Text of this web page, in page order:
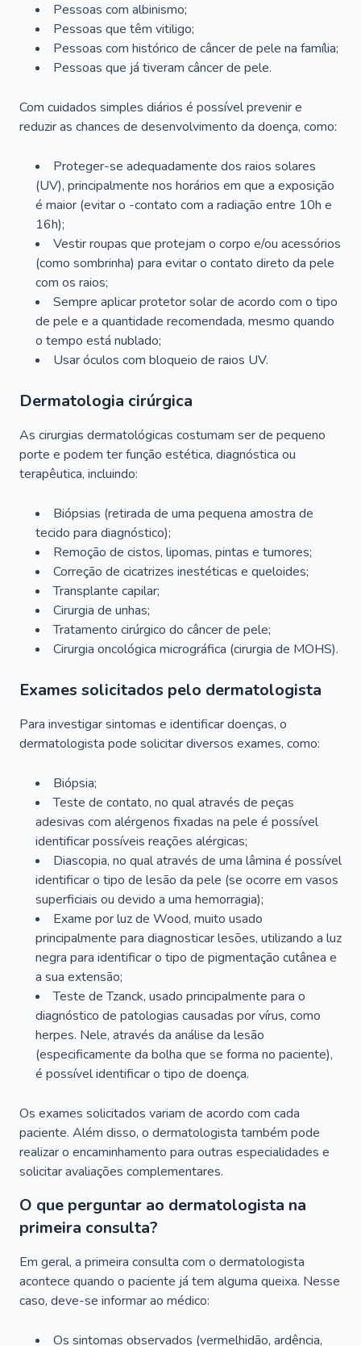
Pessoas com albinismo;
Pessoas que têm vitiligo;
Pessoas com histórico de câncer de pele na família;
Pessoas que já tiveram câncer de pele.
Com cuidados simples diários é possível prevenir e
reduzir as chances de desenvolvimento da doença, como:
Proteger-se adequadamente dos raios solares
(UV), principalmente nos horários em que a exposição
é maior (evitar o -contato com a radiação entre 10h e
16h);
Vestir roupas que protejam o corpo e/ou acessórios
(como sombrinha) para evitar o contato direto da pele
com os raios;
Sempre aplicar protetor solar de acordo com o tipo
de pele e a quantidade recomendada, mesmo quando
o tempo está nublado;
Usar óculos com bloqueio de raios UV.
Dermatologia cirúrgica
As cirurgias dermatológicas costumam ser de pequeno
porte e podem ter função estética, diagnóstica ou
terapêutica, incluindo:
Biópsias (retirada de uma pequena amostra de
tecido para diagnóstico);
Remoção de cistos, lipomas, pintas e tumores;
Correção de cicatrizes inestéticas e queloides;
Transplante capilar;
Cirurgia de unhas;
Tratamento cirúrgico do câncer de pele;
Cirurgia oncológica micrográfica (cirurgia de MOHS).
Exames solicitados pelo dermatologista
Para investigar sintomas e identificar doenças, o
dermatologista pode solicitar diversos exames, como:
Biópsia;
Teste de contato, no qual através de peças
adesivas com alérgenos fixadas na pele é possível
identificar possíveis reações alérgicas;
Diascopia, no qual através de uma lâmina é possível
identificar o tipo de lesão da pele (se ocorre em vasos
superficiais ou devido a uma hemorragia);
Exame por luz de Wood, muito usado
principalmente para diagnosticar lesões, utilizando a luz
negra para identificar o tipo de pigmentação cutânea e
a sua extensão;
Teste de Tzanck, usado principalmente para o
diagnóstico de patologias causadas por vírus, como
herpes. Nele, através da análise da lesão
(especificamente da bolha que se forma no paciente),
é possível identificar o tipo de doença.
Os exames solicitados variam de acordo com cada
paciente. Além disso, o dermatologista também pode
realizar o encaminhamento para outras especialidades e
solicitar avaliações complementares.
O que perguntar ao dermatologista na
primeira consulta?
Em geral, a primeira consulta com o dermatologista
acontece quando o paciente já tem alguma queixa. Nesse
caso, deve-se informar ao médico:
Os sintomas observados (vermelhidão, ardência,